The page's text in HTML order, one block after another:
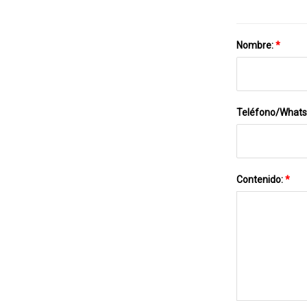
Nombre:*
Teléfono/
Contenido:*